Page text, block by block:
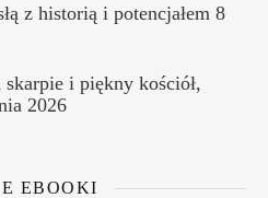
z historią i potencjałem 8
i piękny kościół,
2026
EBOOKI